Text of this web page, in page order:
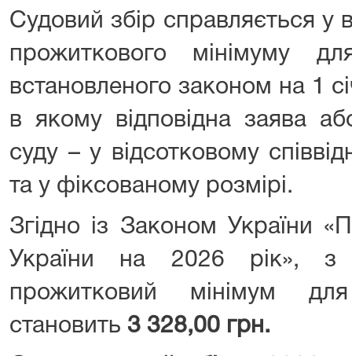
Судовий збір справляється у
прожиткового мінімуму
встановленого законом на 1
в якому відповідна заява
суду – у відсотковому
та у фіксованому розмірі.
Згідно із Законом України
України на 2026 рік»,
прожитковий мінімум
становить 3 328,00 грн.